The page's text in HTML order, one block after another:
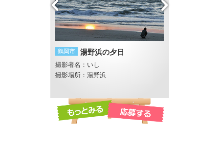
鶴岡市 湯野浜の夕日
撮影者名：いし
撮影場所：湯野浜